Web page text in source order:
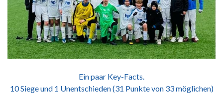
Ein paar Key-Facts.
10 Siege und 1 Unentschieden (31 Punkte von 33 möglichen)